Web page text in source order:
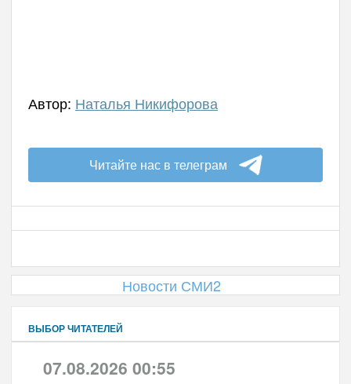
Автор: Наталья Никифорова
Читайте нас в телеграм
Новости СМИ2
ВЫБОР ЧИТАТЕЛЕЙ
07.08.2026 00:55